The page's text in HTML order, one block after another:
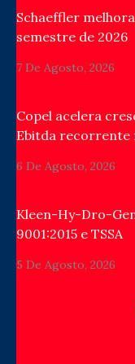
Schaeffler
semestre de 2026
7 De Agosto, 2026
Copel acelera
Ebitda recorrente
6 De Agosto, 2026
Kleen-Hy-Dro-
9001:2015 e TSSA
5 De Agosto, 2026